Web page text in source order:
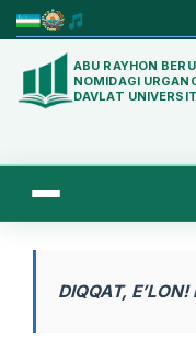
ABU RAYHON
NOMIDAGI
DAVLAT
DIQQAT,